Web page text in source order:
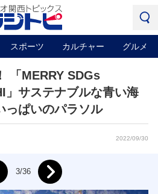
スポーツ カルチャー グルメ
「MERRY SDGs
」サステナブルな青い海
っぱいのパラソル
2022/09/30
3/36